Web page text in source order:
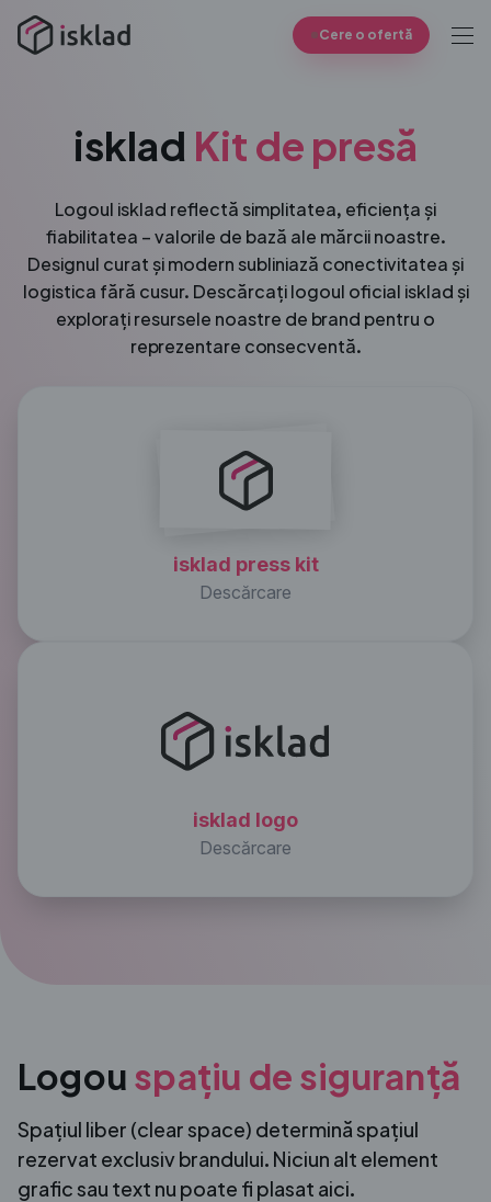
Cere o ofertă
isklad Kit de presă
Logoul isklad reflectă simplitatea, eficiența și
fiabilitatea – valorile de bază ale mărcii noastre.
Designul curat și modern subliniază conectivitatea și
logistica fără cusur. Descărcați logoul oficial isklad și
explorați resursele noastre de brand pentru o
reprezentare consecventă.
isklad press kit
Descărcare
isklad logo
Descărcare
Logou spațiu de siguranță
Spațiul liber (clear space) determină spațiul
rezervat exclusiv brandului. Niciun alt element
grafic sau text nu poate fi plasat aici.